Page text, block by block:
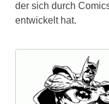
der sich durch
entwickelt hat.